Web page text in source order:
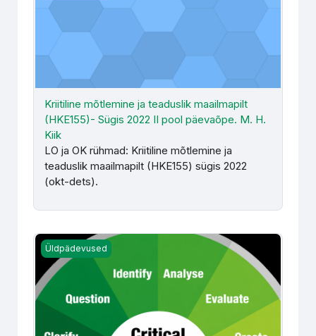
Kriitiline mõtlemine ja teaduslik maailmapilt
(HKE155)- Sügis 2022 II pool päevaõpe. M. H.
Kiik
LO ja OK rühmad: Kriitiline mõtlemine ja
teaduslik maailmapilt (HKE155) sügis 2022
(okt-dets).
Kriitiline mõtlemine ja teaduslik maailmapilt (HKE174)
Üldpädevused